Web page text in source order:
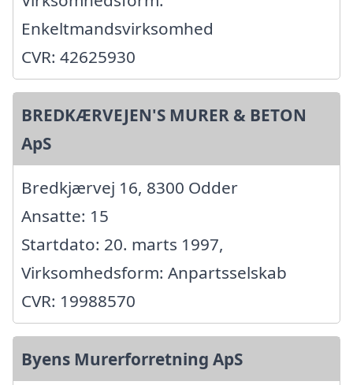
Enkeltmandsvirksomhed
CVR: 42625930
BREDKÆRVEJEN'S MURER & BETON
ApS
Bredkjærvej 16, 8300 Odder
Ansatte: 15
Startdato: 20. marts 1997,
Virksomhedsform: Anpartsselskab
CVR: 19988570
Byens Murerforretning ApS